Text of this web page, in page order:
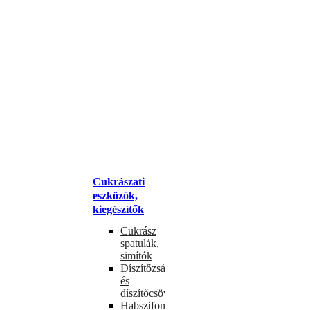
Cukrászati
eszközök,
kiegészítők
Cukrász
spatulák,
simítók
Díszítőzsákok
és
díszítőcsövek
Habszifonok